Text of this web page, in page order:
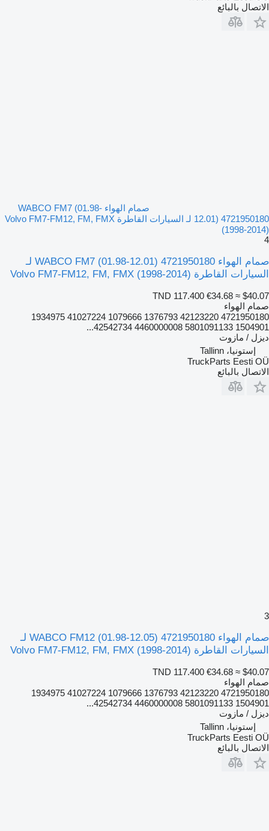
الاتصال بالبائع
صمام الهواء WABCO FM7 (01.98-
12.01) 4721950180 لـ السيارات القاطرة Volvo FM7-FM12, FM, FMX
(1998-2014)
4
صمام الهواء WABCO FM7 (01.98-12.01) 4721950180 لـ
السيارات القاطرة Volvo FM7-FM12, FM, FMX (1998-2014)
TND 117.400 €34.68 ≈ $40.07
صمام الهواء
4721950180 42123220 1376793 1079666 41027224 1934975
1504901 5801091133 4460000008 42542734...
ديزل / مازوت
إستونيا، Tallinn
TruckParts Eesti OÜ
الاتصال بالبائع
3
صمام الهواء WABCO FM12 (01.98-12.05) 4721950180 لـ
السيارات القاطرة Volvo FM7-FM12, FM, FMX (1998-2014)
TND 117.400 €34.68 ≈ $40.07
صمام الهواء
4721950180 42123220 1376793 1079666 41027224 1934975
1504901 5801091133 4460000008 42542734...
ديزل / مازوت
إستونيا، Tallinn
TruckParts Eesti OÜ
الاتصال بالبائع